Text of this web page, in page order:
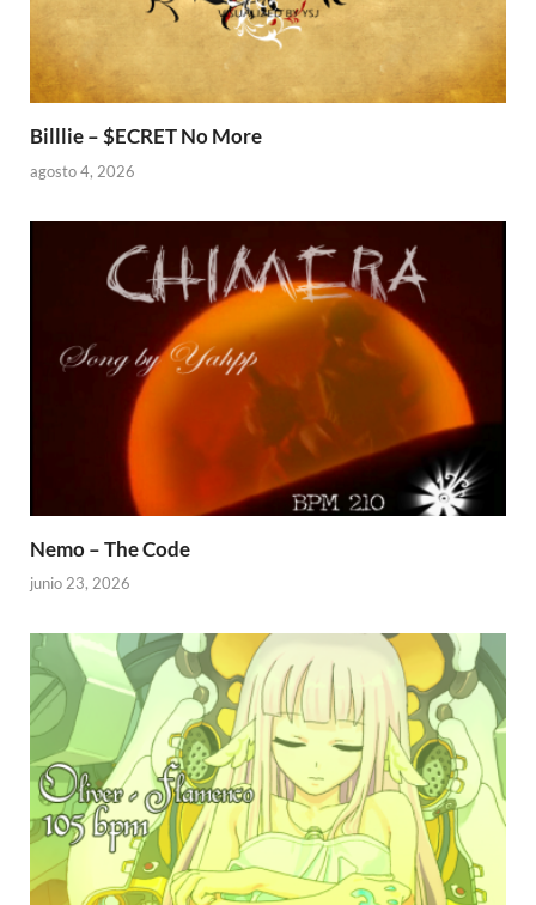
Billlie – $ECRET No More
agosto 4, 2026
Nemo – The Code
junio 23, 2026